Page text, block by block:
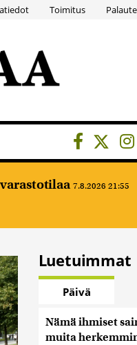
Toimitus
7.8.2026 21:55
Luetuimmat
Päivä
Nämä ihmiset
muita